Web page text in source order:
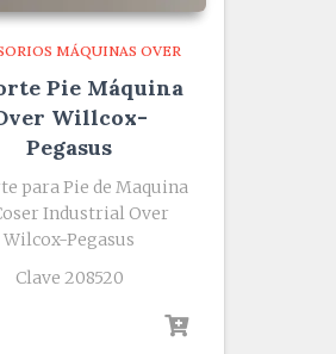
MÁQUINAS OVER
Pie Máquina
Willcox-
Pegasus
para Pie de Maquina
Industrial Over
Wilcox-Pegasus
Clave 208520